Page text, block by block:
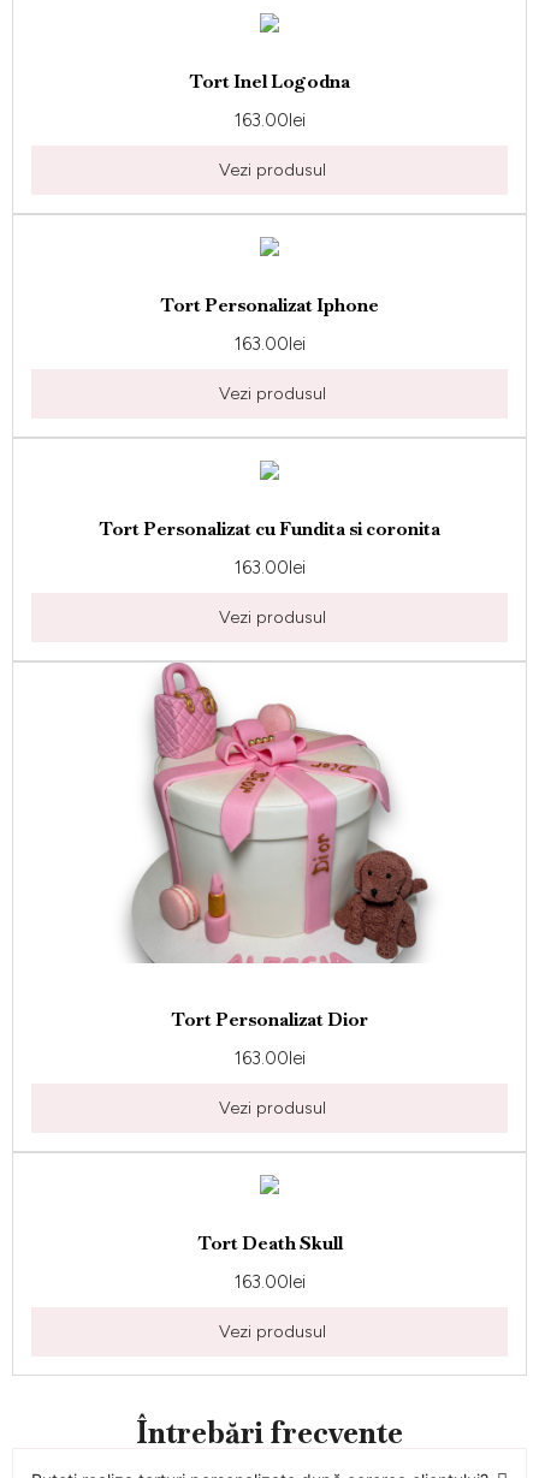
Tort Inel Logodna
163.00lei
Vezi produsul
Tort Personalizat Iphone
163.00lei
Vezi produsul
Tort Personalizat cu Fundita si coronita
163.00lei
Vezi produsul
Tort Personalizat Dior
163.00lei
Vezi produsul
Tort Death Skull
163.00lei
Vezi produsul
Întrebări frecvente